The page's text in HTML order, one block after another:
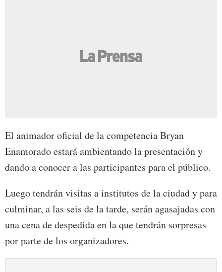
El animador oficial de la competencia Bryan
Enamorado estará ambientando la presentación y
dando a conocer a las participantes para el público.
Luego tendrán visitas a institutos de la ciudad y para
culminar, a las seis de la tarde, serán agasajadas con
una cena de despedida en la que tendrán sorpresas
por parte de los organizadores.